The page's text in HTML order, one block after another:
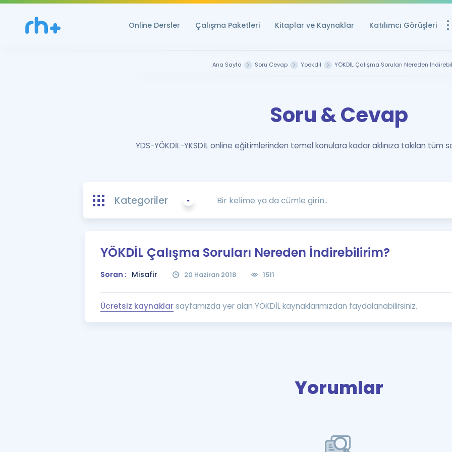
Online Dersler Çalışma Paketleri Kitaplar ve Kaynaklar Katılımcı Görüşleri
Ücretsiz
YDS ve YÖKDİL
YDS ve YÖKDİL
Tüm ÖSYM
İngilizce Gramer
Ana Sayfa Soru Cevap Yoekdil YÖKDİL Çalışma Soruları Nereden
Soru & Cevap
YDS-YÖKDİL-YKSDİL online eğitimlerinden temel konulara kadar aklınıza takılan tüm
Kategoriler
YÖKDİL Çalışma Soruları Nereden İndirebilirim?
Soran : Misafir 20 Haziran 2018 1511
Ücretsiz kaynaklarsayfamızda yer alan YÖKDİL kaynaklarımızdan faydalanabilirsiniz.
Yorumlar